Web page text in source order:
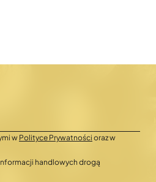
w Polityce Prywatności oraz w
informacji handlowych drogą